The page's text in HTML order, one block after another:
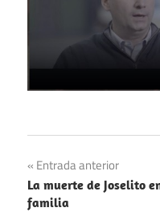
Navegación
de
Entrada anterior
La muerte de Joselito
familia